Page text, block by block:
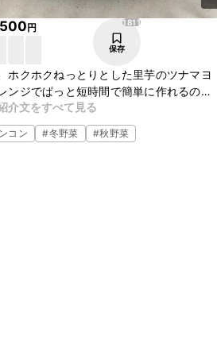
500円 1811
保存
ホクホクねっとりとした里芋のツナマヨ
ンジでぱっと短時間で簡単に作れるの
欲しいときにもぴったりですよ。ぜひ
介文をすべて見る
コン #冬野菜 #秋野菜